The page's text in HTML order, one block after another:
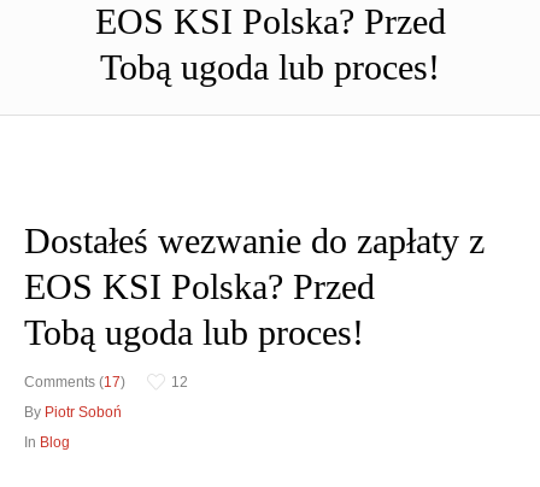
Obrona w sądzie
Reprezentacja procesowa
Doradztwo prawne
Doradztwo & konsulting
EOS KSI Polska? Przed
Tobą ugoda lub proces!
Dostałeś wezwanie do zapłaty z
EOS KSI Polska? Przed
Tobą ugoda lub proces!
Comments (17)
12
By Piotr Soboń
In Blog